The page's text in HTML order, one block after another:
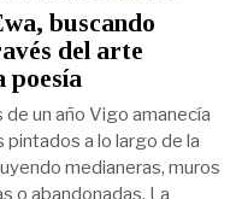
buscando
del arte
poesía
de un año Vigo amanecía
pintados a lo largo de la
medianeras, muros